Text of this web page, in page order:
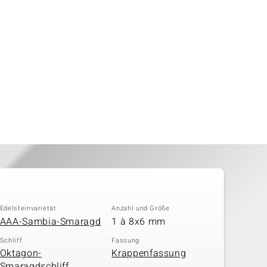
Edelsteinvarietät
AAA-Sambia-Smaragd
Anzahl und Größe
1 à 8x6 mm
Schliff
Oktagon-
Fassung
Krappenfassung